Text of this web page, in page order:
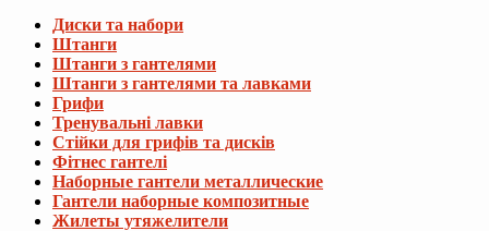
Диски та набори
Штанги
Штанги з гантелями
Штанги з гантелями та лавками
Грифи
Тренувальні лавки
Стійки для грифів та дисків
Фітнес гантелі
Наборные гантели металлические
Гантели наборные композитные
Жилеты утяжелители